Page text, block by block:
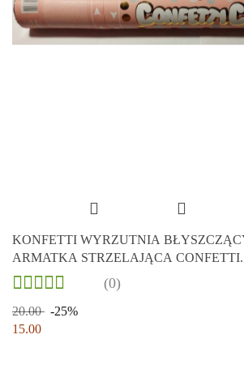
KONFETTI WYRZUTNIA
ARMATKA STRZELAJĄCA CONFETTI.
(0)
20.00
-25%
15.00